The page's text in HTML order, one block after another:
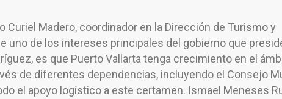
Curiel Madero, coordinador en la Dirección de Turismo y
uno de los intereses principales del gobierno que
es que Puerto Vallarta tenga crecimiento en el
de diferentes dependencias, incluyendo el Consejo
el apoyo logístico a este certamen. Ismael Meneses